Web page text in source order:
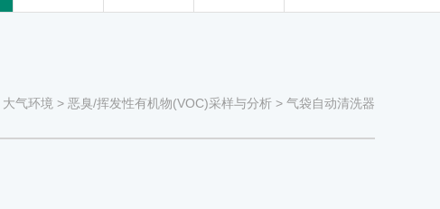
大气环境 > 恶臭/挥发性有机物(VOC)采样与分析 > 气袋自动清洗器